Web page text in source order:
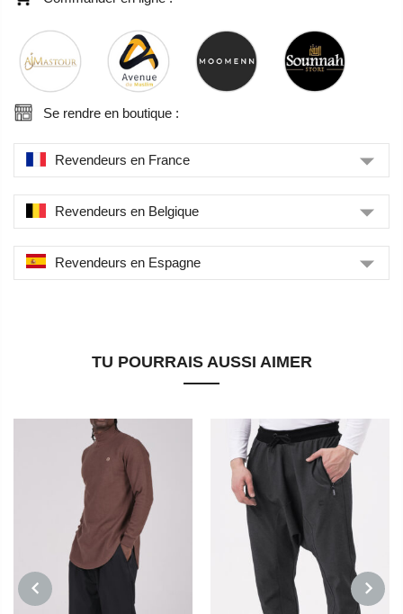
Se rendre en boutique :
Revendeurs en France
Revendeurs en Belgique
Revendeurs en Espagne
TU POURRAIS AUSSI AIMER